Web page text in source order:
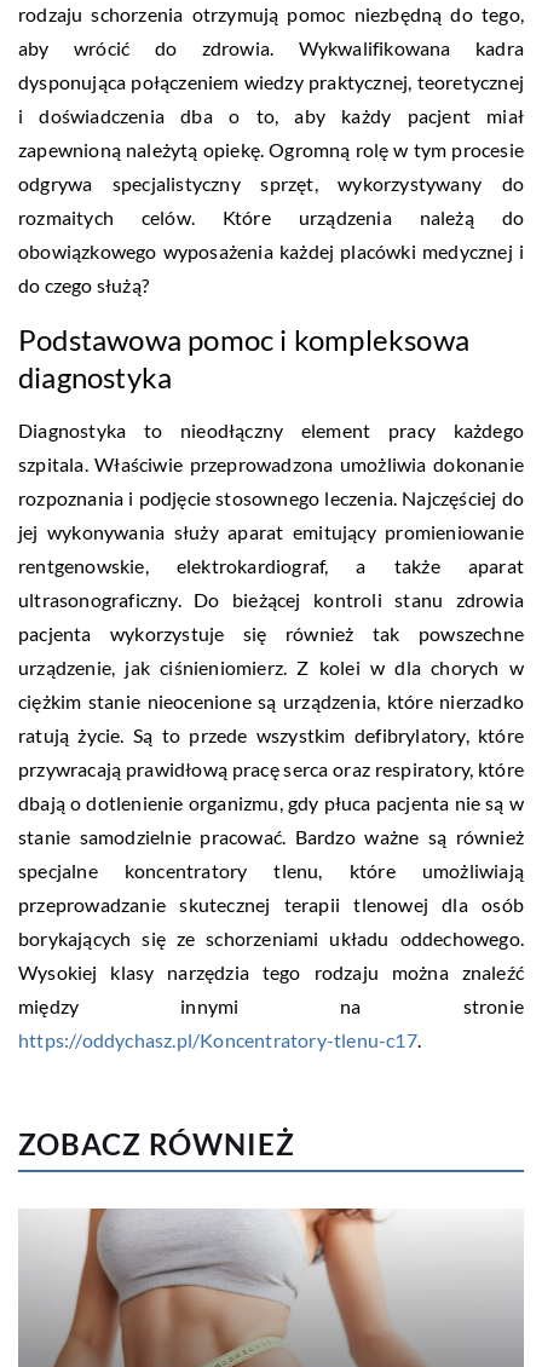
rodzaju schorzenia otrzymują pomoc niezbędną do tego,
aby wrócić do zdrowia. Wykwalifikowana kadra
dysponująca połączeniem wiedzy praktycznej, teoretycznej
i doświadczenia dba o to, aby każdy pacjent miał
zapewnioną należytą opiekę. Ogromną rolę w tym procesie
odgrywa specjalistyczny sprzęt, wykorzystywany do
rozmaitych celów. Które urządzenia należą do
obowiązkowego wyposażenia każdej placówki medycznej i
do czego służą?
Podstawowa pomoc i kompleksowa
diagnostyka
Diagnostyka to nieodłączny element pracy każdego
szpitala. Właściwie przeprowadzona umożliwia dokonanie
rozpoznania i podjęcie stosownego leczenia. Najczęściej do
jej wykonywania służy aparat emitujący promieniowanie
rentgenowskie, elektrokardiograf, a także aparat
ultrasonograficzny. Do bieżącej kontroli stanu zdrowia
pacjenta wykorzystuje się również tak powszechne
urządzenie, jak ciśnieniomierz. Z kolei w dla chorych w
ciężkim stanie nieocenione są urządzenia, które nierzadko
ratują życie. Są to przede wszystkim defibrylatory, które
przywracają prawidłową pracę serca oraz respiratory, które
dbają o dotlenienie organizmu, gdy płuca pacjenta nie są w
stanie samodzielnie pracować. Bardzo ważne są również
specjalne koncentratory tlenu, które umożliwiają
przeprowadzanie skutecznej terapii tlenowej dla osób
borykających się ze schorzeniami układu oddechowego.
Wysokiej klasy narzędzia tego rodzaju można znaleźć
między innymi na stronie
https://oddychasz.pl/Koncentratory-tlenu-c17.
ZOBACZ RÓWNIEŻ